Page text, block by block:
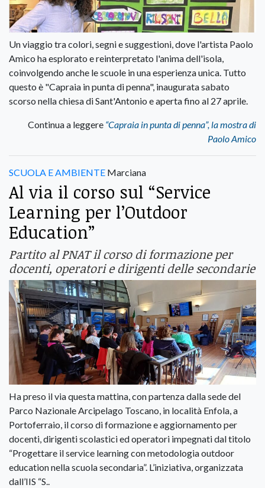
Un viaggio tra colori, segni e suggestioni, dove l'artista Paolo
Amico ha esplorato e reinterpretato l'anima dell'isola,
coinvolgendo anche le scuole in una esperienza unica. Tutto
questo è "Capraia in punta di penna", inaugurata sabato
scorso nella chiesa di Sant'Antonio e aperta fino al 27 aprile.
Continua a leggere “Capraia in punta di penna”, la mostra di
Paolo Amico
SCUOLA E AMBIENTE Marciana
Al via il corso sul “Service
Learning per l’Outdoor
Education”
Partito al PNAT il corso di formazione per
docenti, operatori e dirigenti delle secondarie
Ha preso il via questa mattina, con partenza dalla sede del
Parco Nazionale Arcipelago Toscano, in località Enfola, a
Portoferraio, il corso di formazione e aggiornamento per
docenti, dirigenti scolastici ed operatori impegnati dal titolo
“Progettare il service learning con metodologia outdoor
education nella scuola secondaria”. L’iniziativa, organizzata
dall’IIS “S..